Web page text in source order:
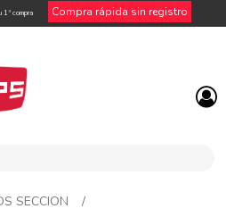
compra Compra rápida sin registro
SECCION
/